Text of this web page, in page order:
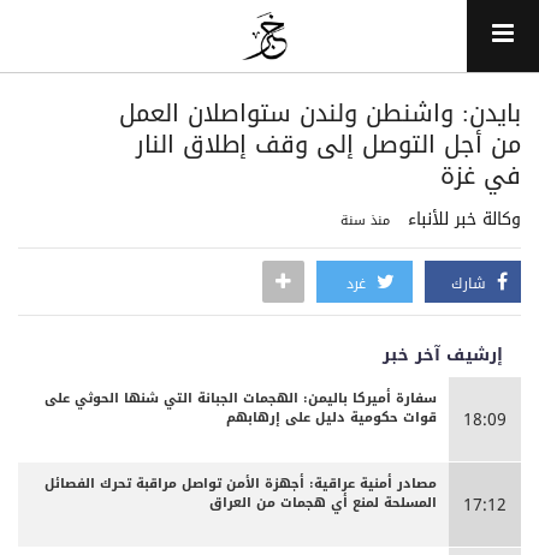
بايدن: واشنطن ولندن ستواصلان العمل
من أجل التوصل إلى وقف إطلاق النار
في غزة
وكالة خبر للأنباء منذ سنة
شارك غرد
إرشيف آخر خبر
18:09
سفارة أميركا باليمن: الهجمات الجبانة التي شنها الحوثي على
قوات حكومية دليل على إرهابهم
17:12
مصادر أمنية عراقية: أجهزة الأمن تواصل مراقبة تحرك الفصائل
المسلحة لمنع أي هجمات من العراق